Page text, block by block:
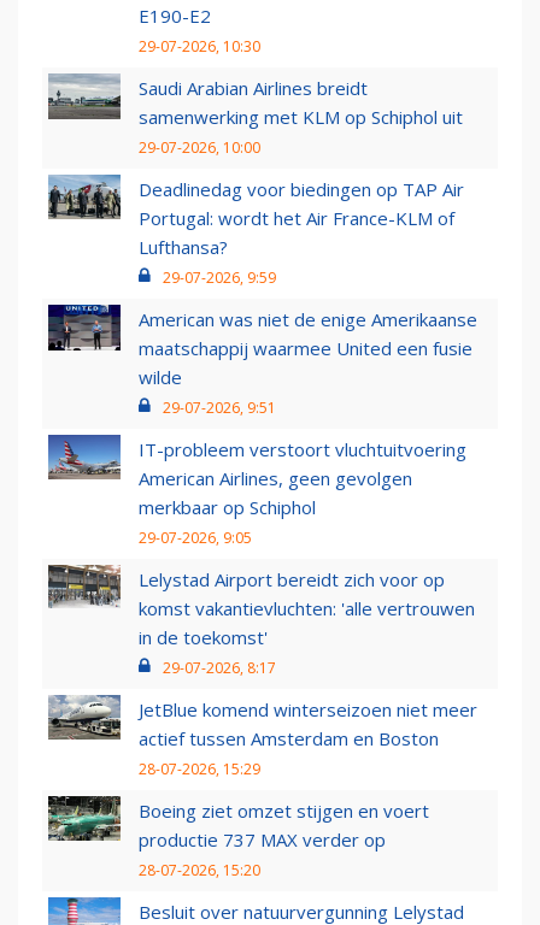
E190-E2
29-07-2026, 10:30
Saudi Arabian Airlines breidt
samenwerking met KLM op Schiphol uit
29-07-2026, 10:00
Deadlinedag voor biedingen op TAP Air
Portugal: wordt het Air France-KLM of
Lufthansa?
29-07-2026, 9:59
American was niet de enige Amerikaanse
maatschappij waarmee United een fusie
wilde
29-07-2026, 9:51
IT-probleem verstoort vluchtuitvoering
American Airlines, geen gevolgen
merkbaar op Schiphol
29-07-2026, 9:05
Lelystad Airport bereidt zich voor op
komst vakantievluchten: 'alle vertrouwen
in de toekomst'
29-07-2026, 8:17
JetBlue komend winterseizoen niet meer
actief tussen Amsterdam en Boston
28-07-2026, 15:29
Boeing ziet omzet stijgen en voert
productie 737 MAX verder op
28-07-2026, 15:20
Besluit over natuurvergunning Lelystad